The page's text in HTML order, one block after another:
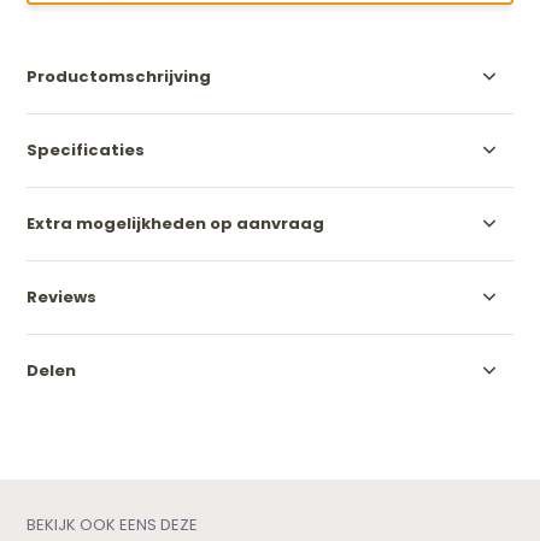
Productomschrijving
Specificaties
Extra mogelijkheden op aanvraag
Reviews
Delen
BEKIJK OOK EENS DEZE